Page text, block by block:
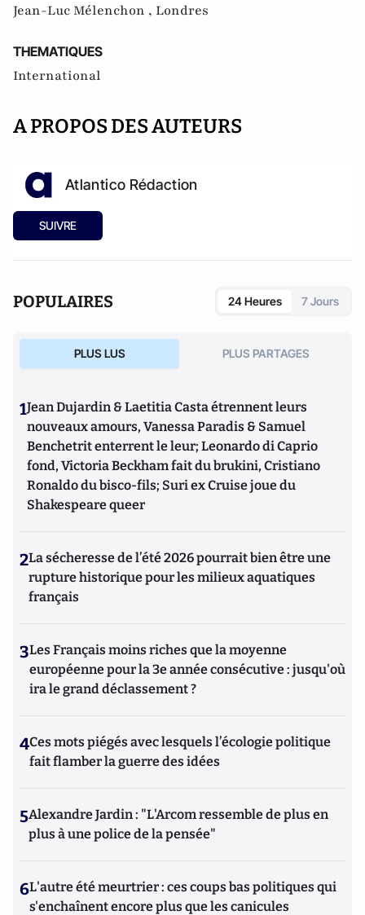
Jean-Luc Mélenchon , Londres
THEMATIQUES
International
A PROPOS DES AUTEURS
Atlantico Rédaction
SUIVRE
POPULAIRES 24 Heures 7 Jours
PLUS LUS PLUS PARTAGES
1Jean Dujardin & Laetitia Casta étrennent leurs
nouveaux amours, Vanessa Paradis & Samuel
Benchetrit enterrent le leur; Leonardo di Caprio
fond, Victoria Beckham fait du brukini, Cristiano
Ronaldo du bisco-fils; Suri ex Cruise joue du
Shakespeare queer
2La sécheresse de l’été 2026 pourrait bien être une
rupture historique pour les milieux aquatiques
français
3Les Français moins riches que la moyenne
européenne pour la 3e année consécutive : jusqu'où
ira le grand déclassement ?
4Ces mots piégés avec lesquels l’écologie politique
fait flamber la guerre des idées
5Alexandre Jardin : "L'Arcom ressemble de plus en
plus à une police de la pensée"
6L'autre été meurtrier : ces coups bas politiques qui
s'enchaînent encore plus que les canicules